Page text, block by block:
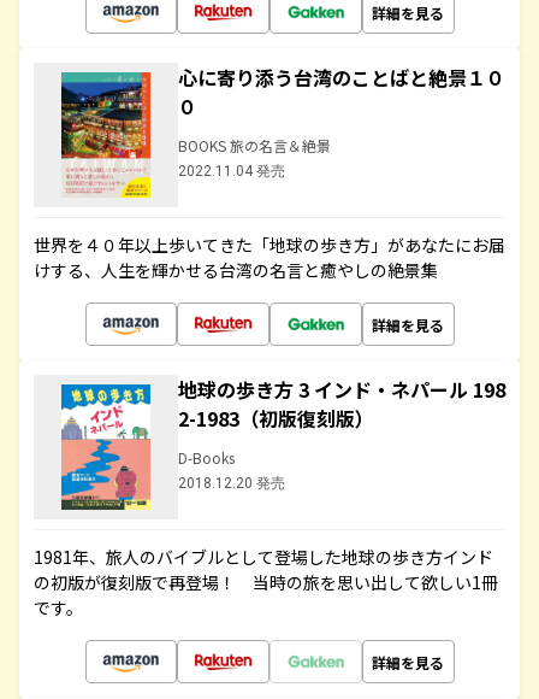
詳細を見る
心に寄り添う台湾のことばと絶景１０
０
BOOKS 旅の名言＆絶景
2022.11.04 発売
世界を４０年以上歩いてきた「地球の歩き方」があなたにお届
けする、人生を輝かせる台湾の名言と癒やしの絶景集
詳細を見る
地球の歩き方 3 インド・ネパール 198
2-1983（初版復刻版）
D-Books
2018.12.20 発売
1981年、旅人のバイブルとして登場した地球の歩き方インド
の初版が復刻版で再登場！ 当時の旅を思い出して欲しい1冊
です。
詳細を見る